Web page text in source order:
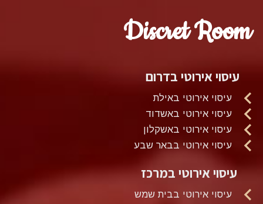
Discret Room
עיסוי אירוטי בדרום
עיסוי אירוטי באילת
עיסוי אירוטי באשדוד
עיסוי אירוטי באשקלון
עיסוי אירוטי בבאר שבע
עיסוי אירוטי במרכז
עיסוי אירוטי בבית שמש